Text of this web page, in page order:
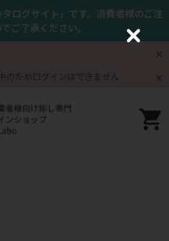
ログサイト」です。消費者様のご注
ご了承ください。
のためログインはできません
C